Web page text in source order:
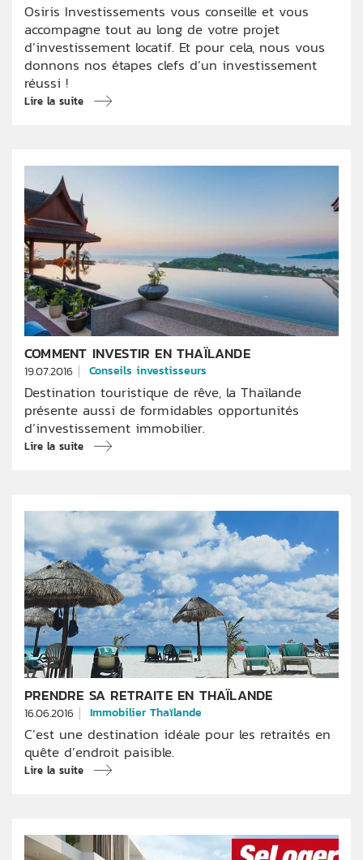
Osiris Investissements vous conseille et vous
accompagne tout au long de votre projet
d’investissement locatif. Et pour cela, nous vous
donnons nos étapes clefs d’un investissement
réussi !
Lire la suite
COMMENT INVESTIR EN THAÏLANDE
19.07.2016 Conseils investisseurs
Destination touristique de rêve, la Thaïlande
présente aussi de formidables opportunités
d’investissement immobilier.
Lire la suite
PRENDRE SA RETRAITE EN THAÏLANDE
16.06.2016 Immobilier Thaïlande
C’est une destination idéale pour les retraités en
quête d’endroit paisible.
Lire la suite